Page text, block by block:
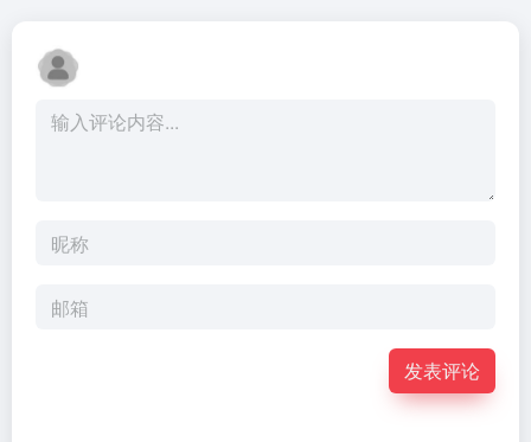
发表评论